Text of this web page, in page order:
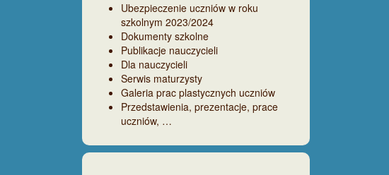
Ubezpieczenie uczniów w roku
szkolnym 2023/2024
Dokumenty szkolne
Publikacje nauczycieli
Dla nauczycieli
Serwis maturzysty
Galeria prac plastycznych uczniów
Przedstawienia, prezentacje, prace
uczniów, …